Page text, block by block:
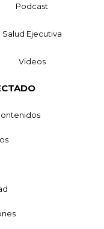
Podcast
Salud Ejecutiva
Videos